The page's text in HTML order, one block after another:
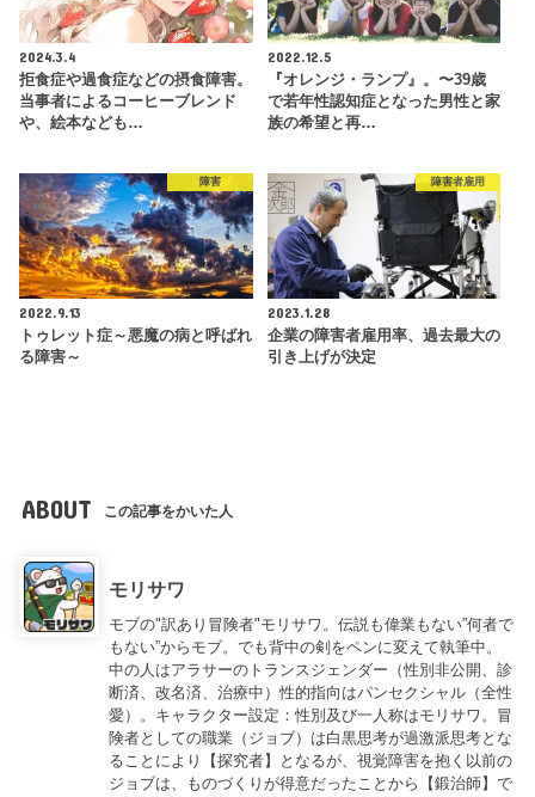
2024.3.4
拒食症や過食症などの摂食障害。
当事者によるコーヒーブレンド
や、絵本なども…
2022.12.5
『オレンジ・ランプ』。〜39歳
で若年性認知症となった男性と家
族の希望と再…
障害
2022.9.13
トゥレット症～悪魔の病と呼ばれ
る障害～
障害者雇用
2023.1.28
企業の障害者雇用率、過去最大の
引き上げが決定
ABOUT この記事をかいた人
モリサワ
モブの"訳あり冒険者"モリサワ。伝説も偉業もない”何者で
もない”からモブ。でも背中の剣をペンに変えて執筆中。
中の人はアラサーのトランスジェンダー（性別非公開、診
断済、改名済、治療中）性的指向はパンセクシャル（全性
愛）。キャラクター設定：性別及び一人称はモリサワ。冒
険者としての職業（ジョブ）は白黒思考が過激派思考とな
ることにより【探究者】となるが、視覚障害を抱く以前の
ジョブは、ものづくりが得意だったことから【鍛治師】で